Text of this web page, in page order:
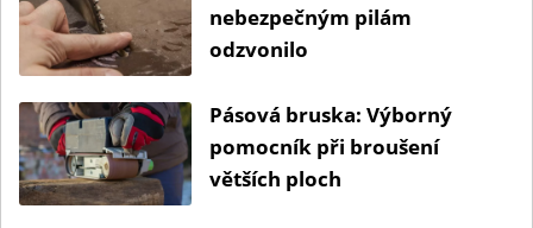
nebezpečným pilám
odzvonilo
Pásová bruska: Výborný
pomocník při broušení
větších ploch